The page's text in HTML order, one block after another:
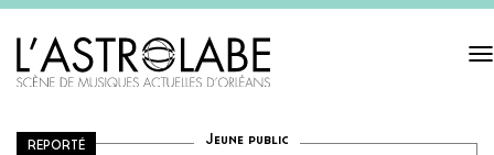
REPORTÉ Jeune public
TYPO TYPEX
16.01.2022 - 0H00 - GRANDE SALLE